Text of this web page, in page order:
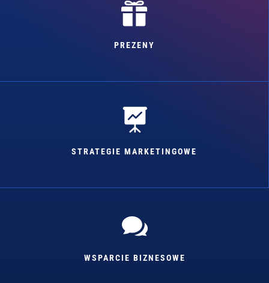

PREZENY

STRATEGIE MARKETINGOWE

WSPARCIE BIZNESOWE